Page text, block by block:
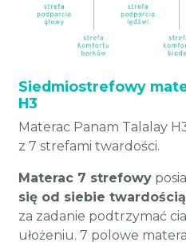
Siedmiostrefowy
H3
Materac Panam Talalay
z 7 strefami twardości.
Materac 7 strefowy
się od siebie
za zadanie podtrzymać
ułożeniu. 7 polowe